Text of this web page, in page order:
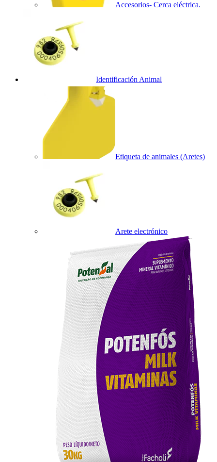
Accesorios- Cerca eléctrica.
Identificación Animal
Etiqueta de animales (Aretes)
Arete electrónico